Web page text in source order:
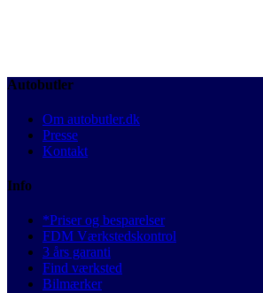
Autobutler
Om autobutler.dk
Presse
Kontakt
Info
*Priser og besparelser
FDM Værkstedskontrol
3 års garanti
Find værksted
Bilmærker